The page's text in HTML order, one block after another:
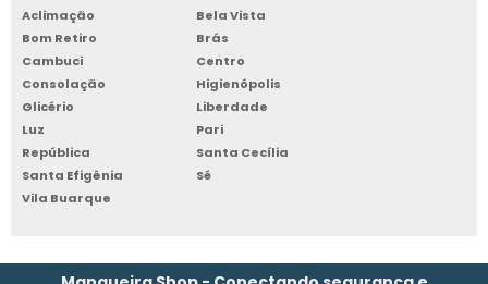
Aclimação
Bela Vista
Bom Retiro
Brás
Cambuci
Centro
Consolação
Higienópolis
Glicério
Liberdade
Luz
Pari
República
Santa Cecília
Santa Efigênia
Sé
Vila Buarque